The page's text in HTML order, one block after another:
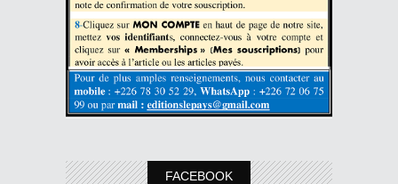
FACEBOOK